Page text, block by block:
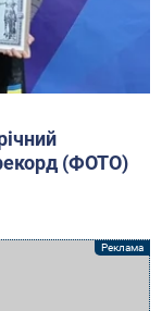
(ФОТО)